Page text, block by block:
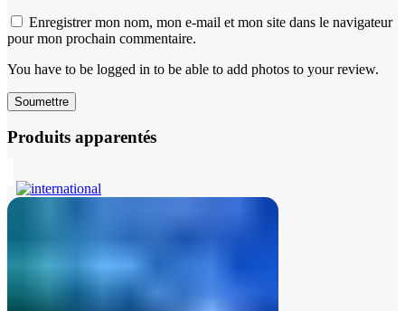
Enregistrer mon nom, mon e-mail et mon site dans le navigateur
pour mon prochain commentaire.
You have to be logged in to be able to add photos to your review.
Produits apparentés